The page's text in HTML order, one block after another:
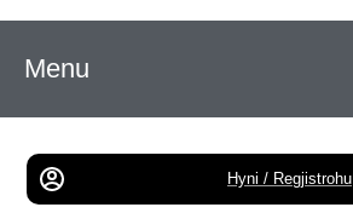
Menu
Hyni / Regjistrohu